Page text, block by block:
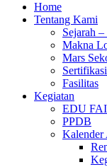
Home
Tentang Kami
Sejarah
Makna
Mars
Fasilitas
Kegiatan
EDU
PPDB
Kalender